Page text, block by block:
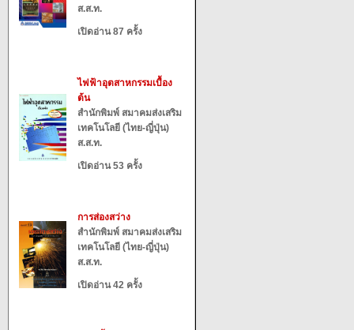
ส.ส.ท.
เปิดอ่าน 87 ครั้ง
ไฟฟ้าอุตสาหกรรมเบื้อง
ต้น
สำนักพิมพ์ สมาคมส่งเสริม
เทคโนโลยี (ไทย-ญี่ปุ่น)
ส.ส.ท.
เปิดอ่าน 53 ครั้ง
การส่องสว่าง
สำนักพิมพ์ สมาคมส่งเสริม
เทคโนโลยี (ไทย-ญี่ปุ่น)
ส.ส.ท.
เปิดอ่าน 42 ครั้ง